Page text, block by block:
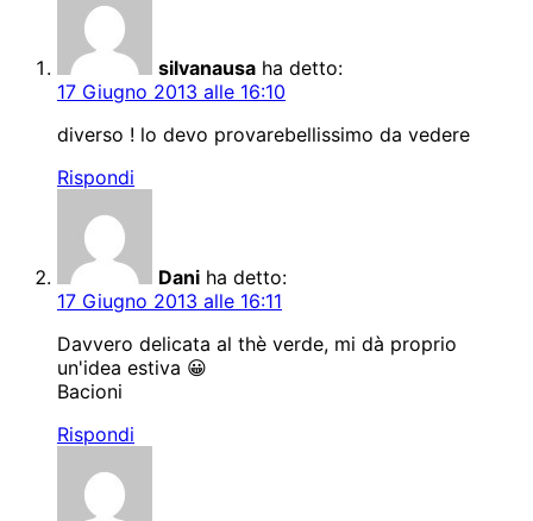
silvanausa ha detto:
17 Giugno 2013 alle 16:10
diverso ! lo devo provarebellissimo da vedere
Rispondi
Dani ha detto:
17 Giugno 2013 alle 16:11
Davvero delicata al thè verde, mi dà proprio
un'idea estiva 😀
Bacioni
Rispondi